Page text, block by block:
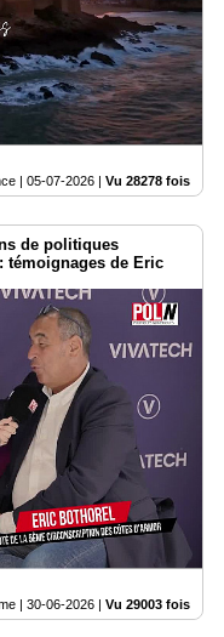
| 05-07-2026 | Vu 28278 fois
de politiques
témoignages de Eric
| 30-06-2026 | Vu 29003 fois